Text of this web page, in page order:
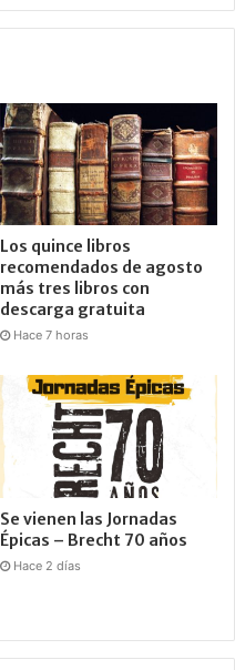
Los quince libros
recomendados de agosto
más tres libros con
descarga gratuita
Hace 7 horas
Se vienen las Jornadas
Épicas – Brecht 70 años
Hace 2 días